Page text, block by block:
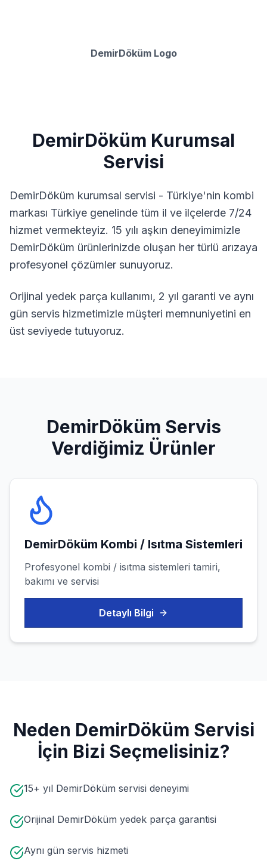
DemirDöküm Logo
DemirDöküm Kurumsal
Servisi
DemirDöküm kurumsal servisi - Türkiye'nin kombi
markası Türkiye genelinde tüm il ve ilçelerde 7/24
hizmet vermekteyiz. 15 yılı aşkın deneyimimizle
DemirDöküm ürünlerinizde oluşan her türlü arızaya
profesyonel çözümler sunuyoruz.
Orijinal yedek parça kullanımı, 2 yıl garanti ve aynı
gün servis hizmetimizle müşteri memnuniyetini en
üst seviyede tutuyoruz.
DemirDöküm Servis
Verdiğimiz Ürünler
DemirDöküm Kombi / Isıtma Sistemleri
Profesyonel kombi / isıtma sistemleri tamiri,
bakımı ve servisi
Detaylı Bilgi
Neden DemirDöküm Servisi
İçin Bizi Seçmelisiniz?
15+ yıl DemirDöküm servisi deneyimi
Orijinal DemirDöküm yedek parça garantisi
Aynı gün servis hizmeti